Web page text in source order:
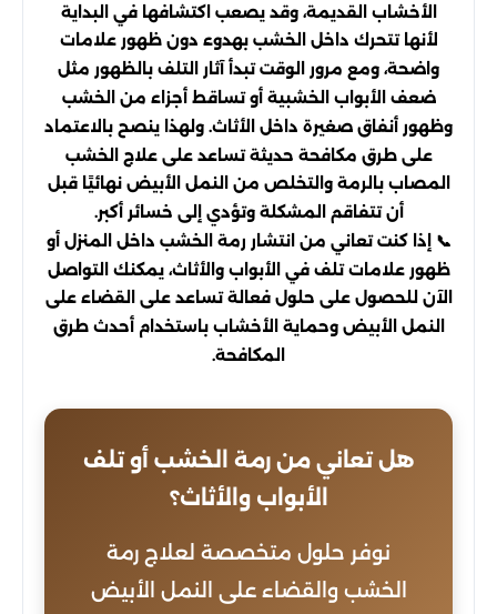
الأخشاب القديمة، وقد يصعب اكتشافها في البداية
لأنها تتحرك داخل الخشب بهدوء دون ظهور علامات
واضحة، ومع مرور الوقت تبدأ آثار التلف بالظهور مثل
ضعف الأبواب الخشبية أو تساقط أجزاء من الخشب
وظهور أنفاق صغيرة داخل الأثاث. ولهذا ينصح بالاعتماد
على طرق مكافحة حديثة تساعد على علاج الخشب
المصاب بالرمة والتخلص من النمل الأبيض نهائيًا قبل
أن تتفاقم المشكلة وتؤدي إلى خسائر أكبر.
📞 إذا كنت تعاني من انتشار رمة الخشب داخل المنزل أو
ظهور علامات تلف في الأبواب والأثاث، يمكنك التواصل
الآن للحصول على حلول فعالة تساعد على القضاء على
النمل الأبيض وحماية الأخشاب باستخدام أحدث طرق
المكافحة.
هل تعاني من رمة الخشب أو تلف
الأبواب والأثاث؟
نوفر حلول متخصصة لعلاج رمة
الخشب والقضاء على النمل الأبيض